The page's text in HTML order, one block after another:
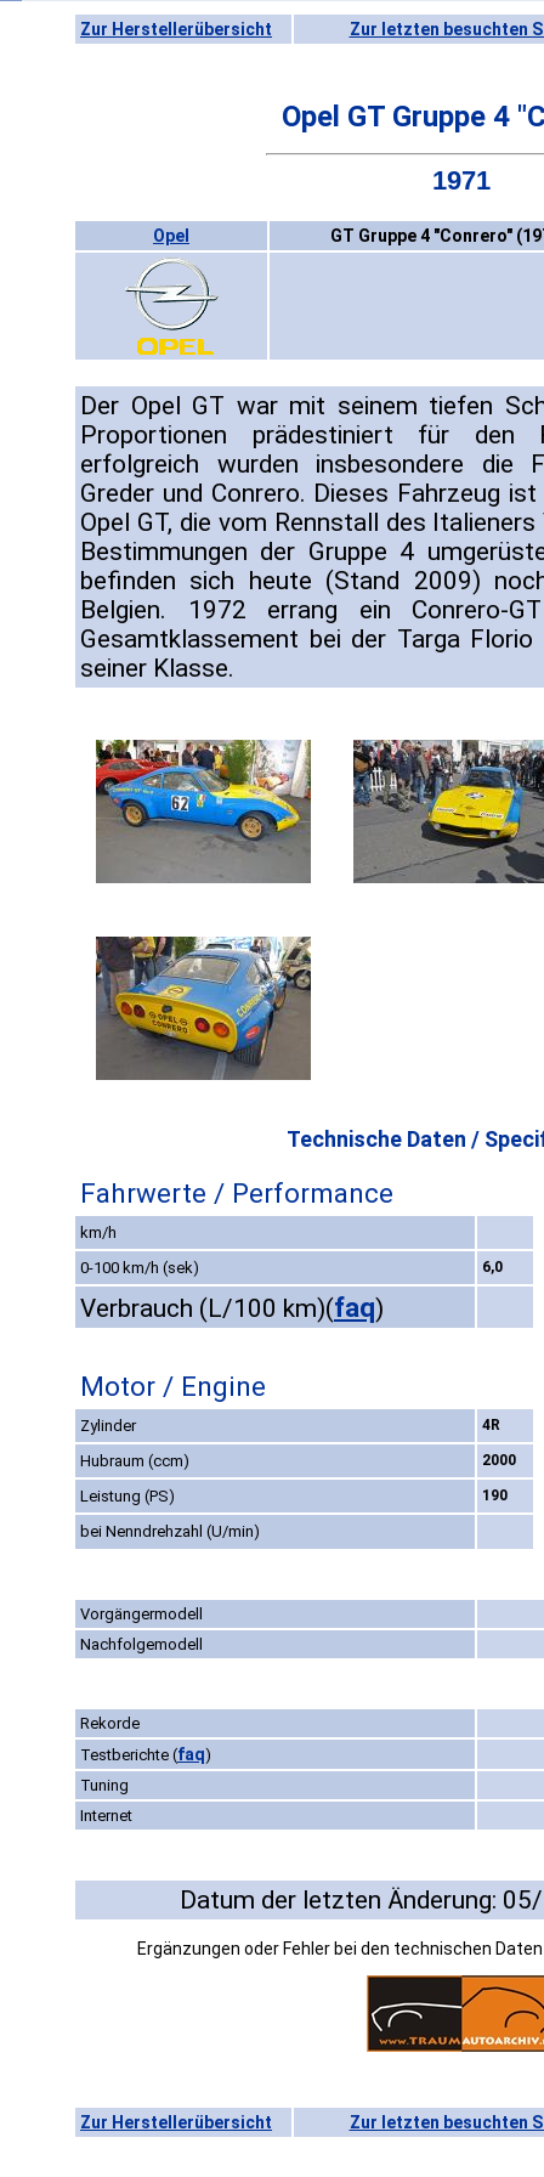
Zur Herstellerübersicht Zur letzten besuchten
Opel GT Gruppe 4
1971
Opel GT Gruppe 4 "Conrero"
Der Opel GT war mit seinem tiefen
Proportionen prädestiniert für den
erfolgreich wurden insbesondere die
Greder und Conrero. Dieses Fahrzeug
Opel GT, die vom Rennstall des
Bestimmungen der Gruppe 4
befinden sich heute (Stand 2009)
Belgien. 1972 errang ein Conrero-
Gesamtklassement bei der Targa
seiner Klasse.
Technische Daten /
Fahrwerte / Performance
km/h
0-100 km/h (sek)
6,0
Verbrauch (L/100 km)(faq)
Motor / Engine
Zylinder 4R
Hubraum (ccm) 2000
Leistung (PS) 190
bei Nenndrehzahl (U/min)
Vorgängermodell
Nachfolgemodell
Rekorde
Testberichte (faq)
Tuning
Internet
Datum der letzten Änderung:
Ergänzungen oder Fehler bei den technischen
Zur Herstellerübersicht Zur letzten besuchten